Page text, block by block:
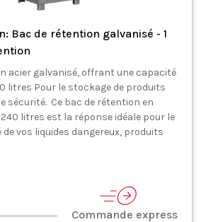
Bac de rétention galvanisé - 1
acier galvanisé, offrant une capacité
litres Pour le stockage de produits
sécurité. Ce bac de rétention en
litres est la réponse idéale pour le
vos liquides dangereux, produits
Commande express